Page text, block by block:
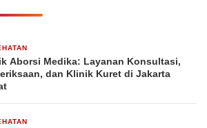
Aborsi Medika: Layanan Konsultasi,
dan Klinik Kuret di Jakarta